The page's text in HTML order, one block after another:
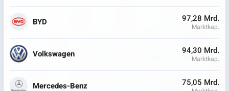
BYD 97,28 Mrd.
Marktkap.
Volkswagen 94,30 Mrd.
Marktkap.
Mercedes-Benz 75,05 Mrd.